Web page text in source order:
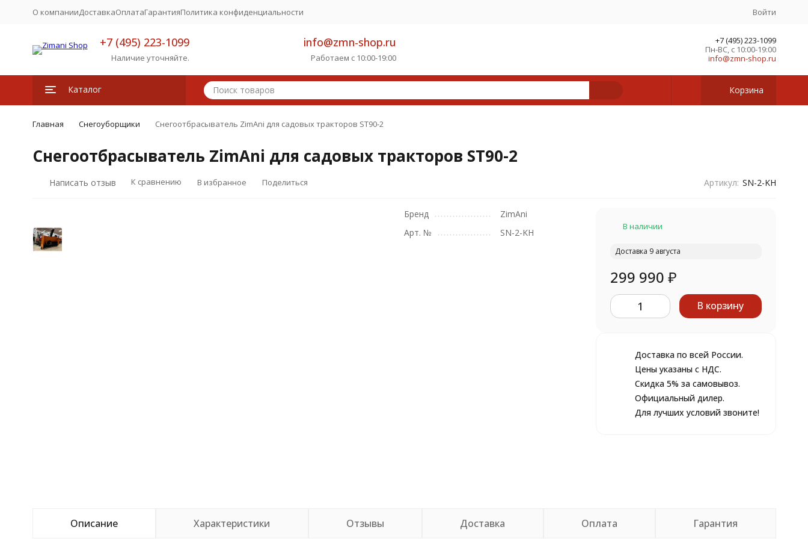
О компанииДоставкаОплатаГарантияПолитика конфиденциальности Войти
+7 (495) 223-1099
Наличие уточняйте.
info@zmn-shop.ru
Работаем с 10:00-19:00
+7 (495) 223-1099
Пн-ВС, с 10:00-19:00
info@zmn-shop.ru
Каталог Корзина
Главная Снегоуборщики Снегоотбрасыватель ZimAni для садовых тракторов ST90-2
Снегоотбрасыватель ZimAni для садовых тракторов ST90-2
Написать отзыв К сравнению В избранное Поделиться Артикул: SN-2-KH
Бренд
ZimAni
Арт. №
SN-2-KH
В наличии
Доставка 9 августа
299 990 ₽
В корзину
Доставка по всей России.
Цены указаны с НДС.
Скидка 5% за самовывоз.
Официальный дилер.
Для лучших условий звоните!
Описание Характеристики Отзывы Доставка Оплата Гарантия